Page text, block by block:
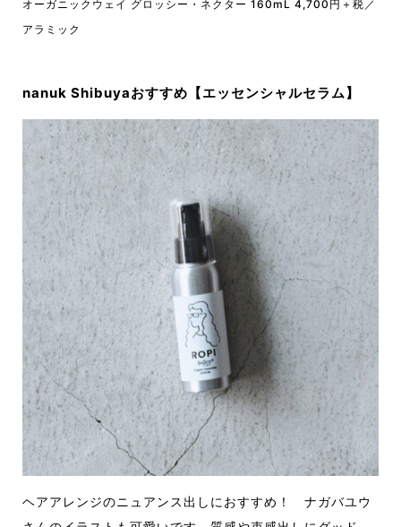
オーガニックウェイ グロッシー・ネクター 160mL 4,700円＋税／
アラミック
nanuk Shibuyaおすすめ【エッセンシャルセラム】
ヘアアレンジのニュアンス出しにおすすめ！ ナガバユウ